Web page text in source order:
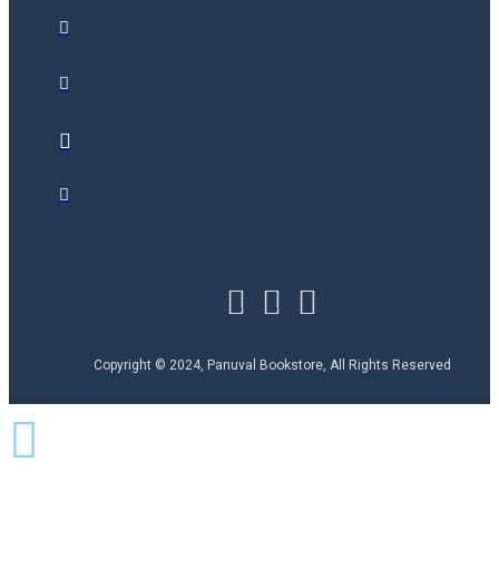
Copyright © 2024, Panuval Bookstore, All Rights Reserved